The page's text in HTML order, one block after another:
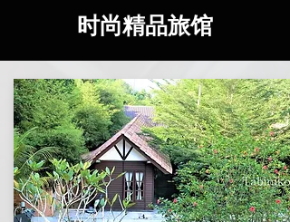
时尚精品旅馆